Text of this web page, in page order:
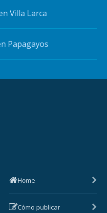
Villa Larca
Papagayos
Home
Cómo publicar